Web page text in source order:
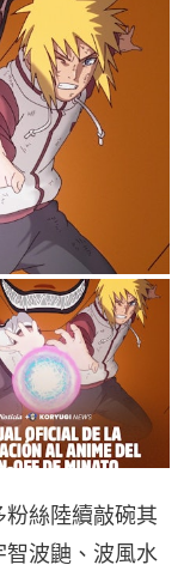
絲陸續敲碗其
波鼬、波風水